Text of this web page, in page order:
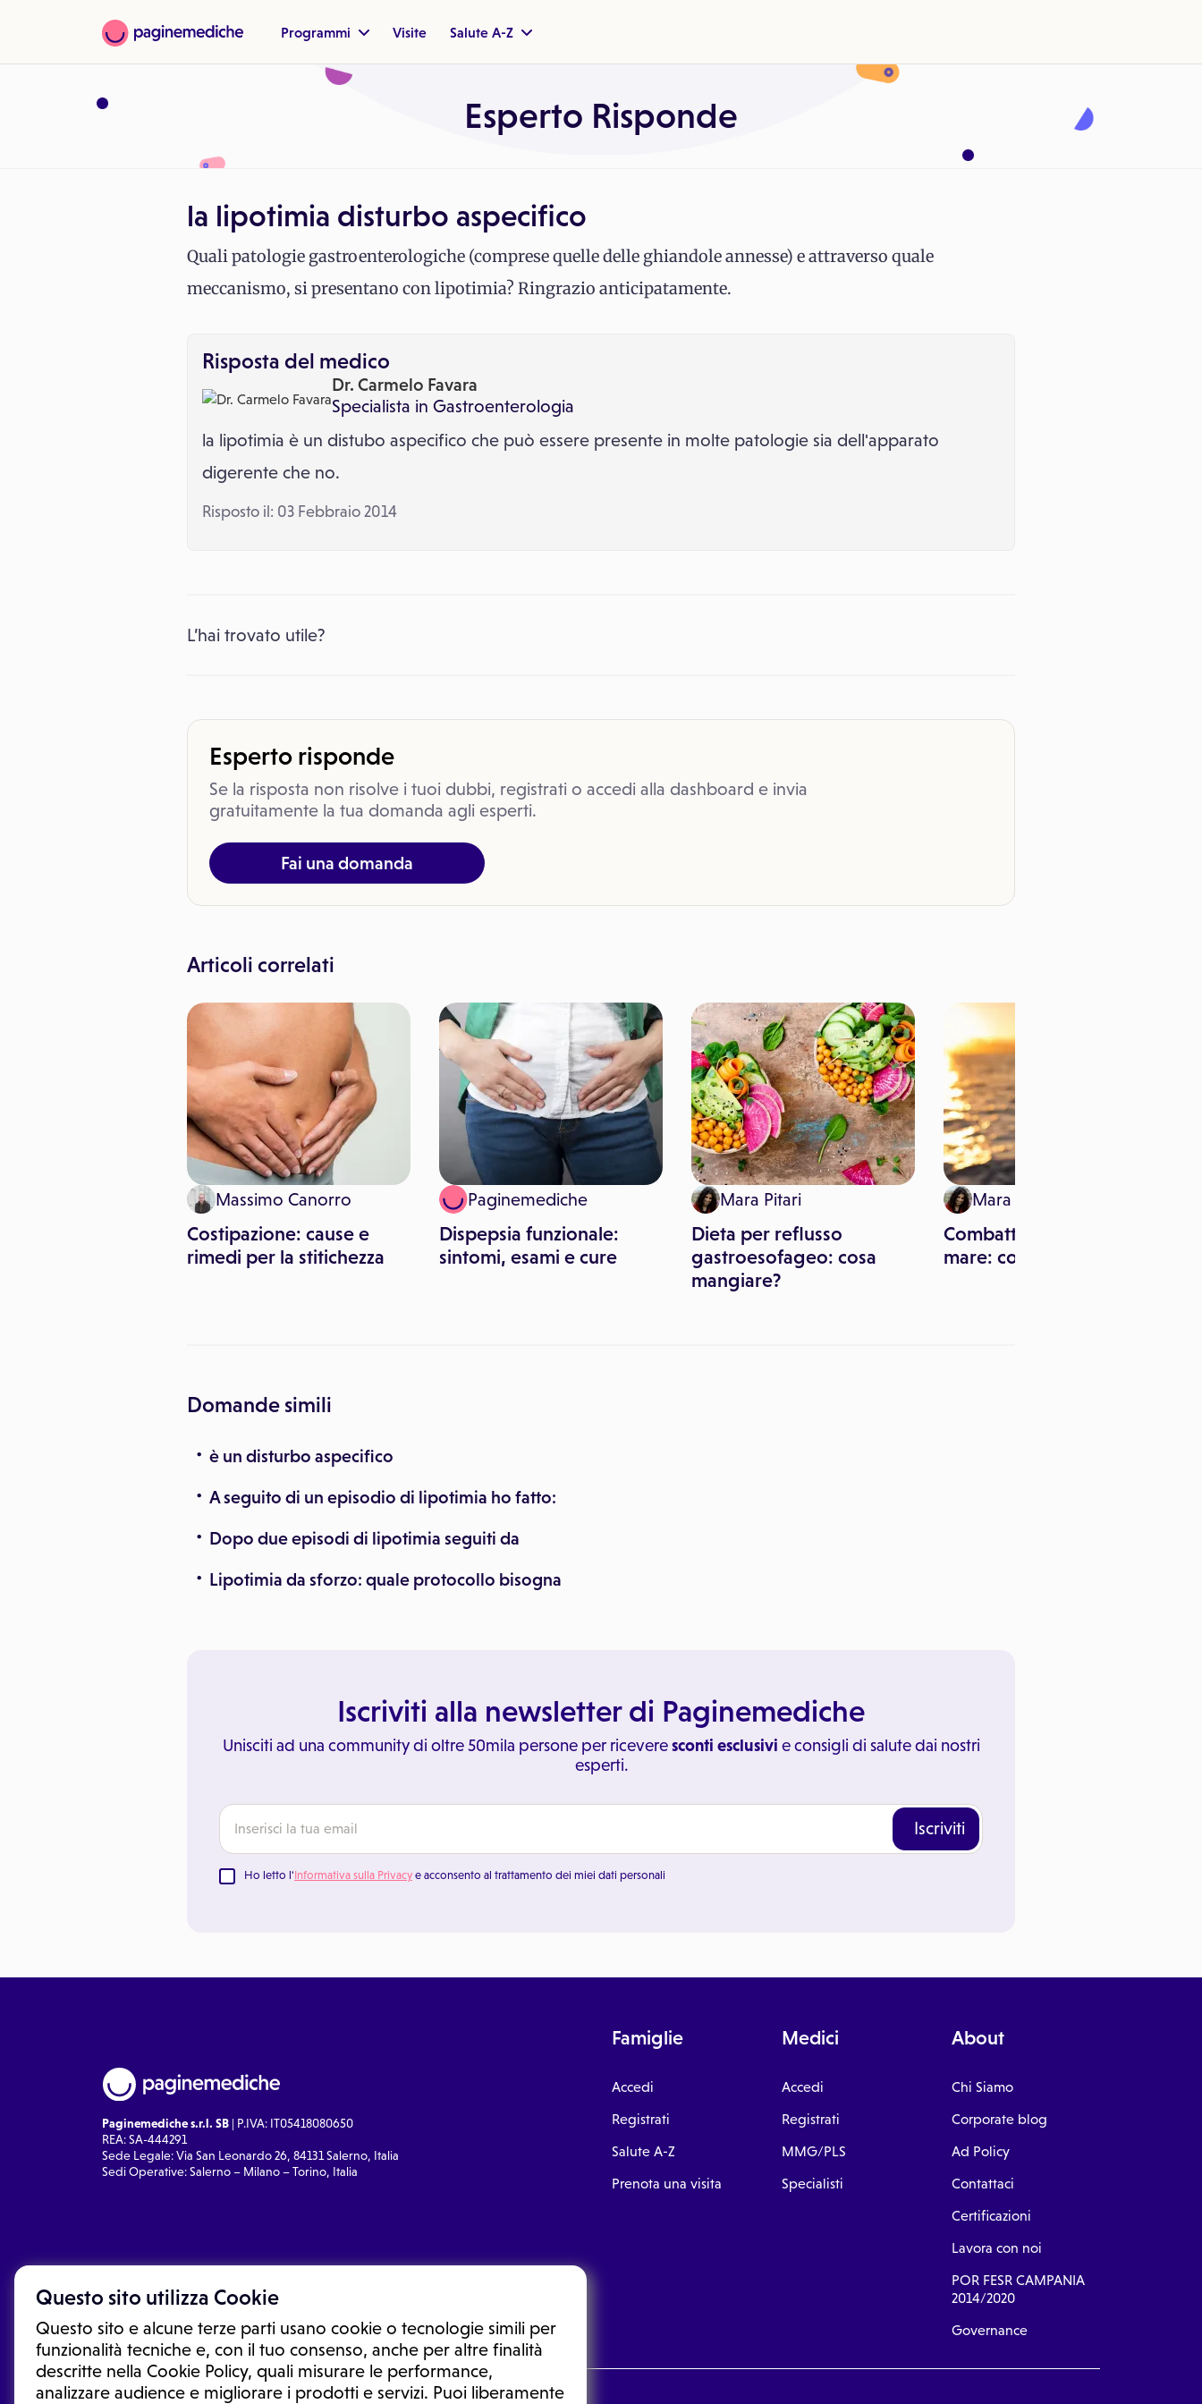
Questo sito utilizza Cookie
Questo sito e alcune terze parti usano cookie o tecnologie simili per
funzionalità tecniche e, con il tuo consenso, anche per altre finalità
descritte nella Cookie Policy, quali misurare le performance,
analizzare audience e migliorare i prodotti e servizi. Puoi liberamente
Programmi Visite Salute A-Z
Esperto Risponde
la lipotimia disturbo aspecifico
Quali patologie gastroenterologiche (comprese quelle delle ghiandole annesse) e attraverso quale
meccanismo, si presentano con lipotimia? Ringrazio anticipatamente.
Risposta del medico
Dr. Carmelo Favara
Specialista in Gastroenterologia
la lipotimia è un distubo aspecifico che può essere presente in molte patologie sia dell'apparato
digerente che no.
Risposto il: 03 Febbraio 2014
L’hai trovato utile?
Esperto risponde
Se la risposta non risolve i tuoi dubbi, registrati o accedi alla dashboard e invia
gratuitamente la tua domanda agli esperti.
Fai una domanda
Articoli correlati
Massimo Canorro
Costipazione: cause e
rimedi per la stitichezza
Paginemediche
Dispepsia funzionale:
sintomi, esami e cure
Mara Pitari
Dieta per reflusso
gastroesofageo: cosa
mangiare?
Mara Pitari
Combattere il mal di
mare: come fare?
Domande simili
è un disturbo aspecifico
A seguito di un episodio di lipotimia ho fatto:
Dopo due episodi di lipotimia seguiti da
Lipotimia da sforzo: quale protocollo bisogna
Iscriviti alla newsletter di Paginemediche
Unisciti ad una community di oltre 50mila persone per riceveresconti esclusivi e consigli di salute dai nostri
esperti.
Iscriviti
Ho letto l'Informativa sulla Privacy e acconsento al trattamento dei miei dati personali
Paginemediche s.r.l. SB | P.IVA: IT05418080650
REA: SA-444291
Sede Legale: Via San Leonardo 26, 84131 Salerno, Italia
Sedi Operative: Salerno – Milano – Torino, Italia
Famiglie
Accedi
Registrati
Salute A-Z
Prenota una visita
Medici
Accedi
Registrati
MMG/PLS
Specialisti
About
Chi Siamo
Corporate blog
Ad Policy
Contattaci
Certificazioni
Lavora con noi
POR FESR CAMPANIA
2014/2020
Governance